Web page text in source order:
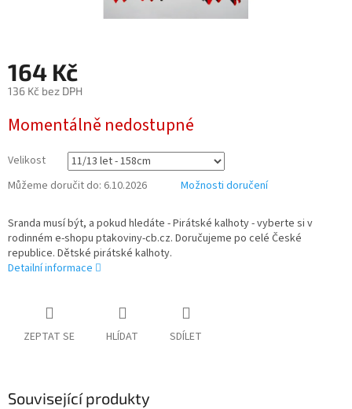
164 Kč
136 Kč bez DPH
cena:
Momentálně nedostupné
Velikost
Můžeme doručit do: 6.10.2026 Možnosti doručení
Sranda musí být, a pokud hledáte - Pirátské kalhoty - vyberte si v
rodinném e-shopu ptakoviny-cb.cz. Doručujeme po celé České
republice. Dětské pirátské kalhoty.
Detailní informace
ZEPTAT SE HLÍDAT SDÍLET
Související produkty